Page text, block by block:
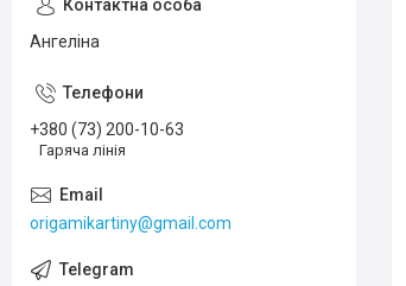
Ангеліна
+380 (73) 200-10-63
Гаряча лінія
origamikartiny@gmail.com